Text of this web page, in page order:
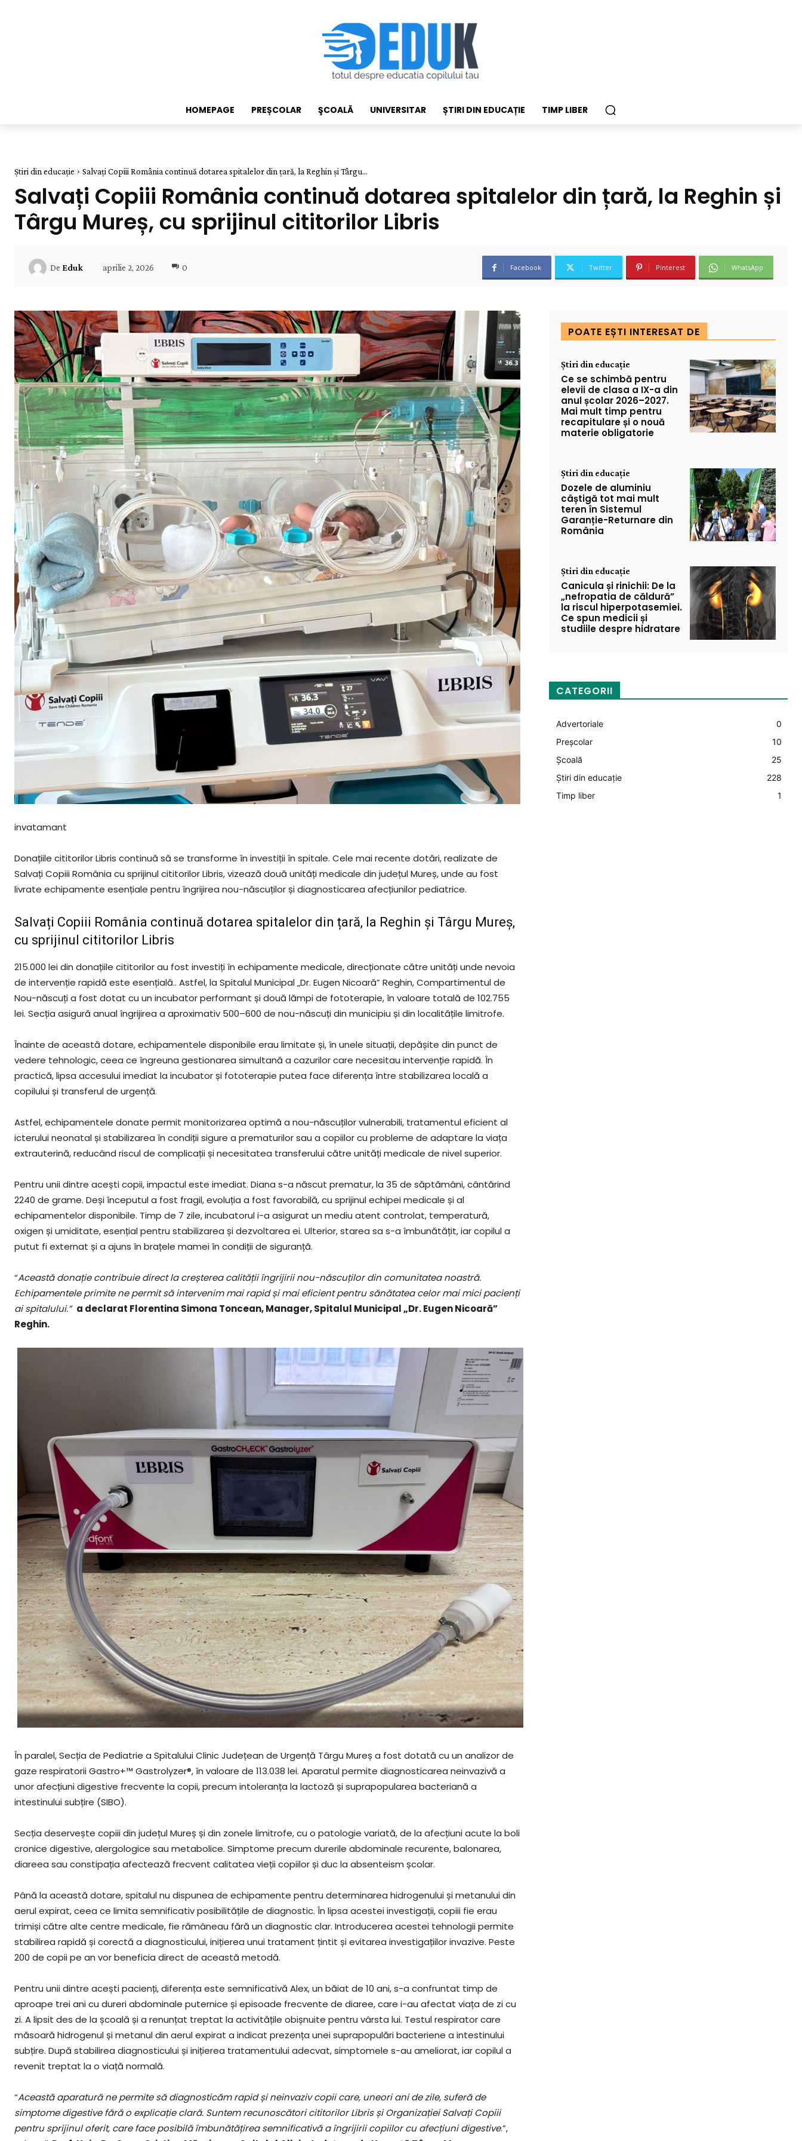
HOMEPAGE PREȘCOLAR ŞCOALĂ UNIVERSITAR ȘTIRI DIN EDUCAȚIE TIMP LIBER
Știri din educație Salvați Copiii România continuă dotarea spitalelor din țară, la Reghin și Târgu...
Salvați Copiii România continuă dotarea spitalelor din țară, la Reghin și
Târgu Mureș, cu sprijinul cititorilor Libris
De Eduk aprilie 2, 2026 0 Facebook Twitter Pinterest WhatsApp
invatamant
Donațiile cititorilor Libris continuă să se transforme în investiții în spitale. Cele mai recente dotări, realizate de
Salvați Copiii România cu sprijinul cititorilor Libris, vizează două unități medicale din județul Mureș, unde au fost
livrate echipamente esențiale pentru îngrijirea nou-născuților și diagnosticarea afecțiunilor pediatrice.
Salvați Copiii România continuă dotarea spitalelor din țară, la Reghin și Târgu Mureș,
cu sprijinul cititorilor Libris
215.000 lei din donațiile cititorilor au fost investiți în echipamente medicale, direcționate către unități unde nevoia
de intervenție rapidă este esențială.. Astfel, la Spitalul Municipal „Dr. Eugen Nicoară” Reghin, Compartimentul de
Nou-născuți a fost dotat cu un incubator performant și două lămpi de fototerapie, în valoare totală de 102.755
lei. Secția asigură anual îngrijirea a aproximativ 500–600 de nou-născuți din municipiu și din localitățile limitrofe.
Înainte de această dotare, echipamentele disponibile erau limitate și, în unele situații, depășite din punct de
vedere tehnologic, ceea ce îngreuna gestionarea simultană a cazurilor care necesitau intervenție rapidă. În
practică, lipsa accesului imediat la incubator și fototerapie putea face diferența între stabilizarea locală a
copilului și transferul de urgență.
Astfel, echipamentele donate permit monitorizarea optimă a nou-născuților vulnerabili, tratamentul eficient al
icterului neonatal și stabilizarea în condiții sigure a prematurilor sau a copiilor cu probleme de adaptare la viața
extrauterină, reducând riscul de complicații și necesitatea transferului către unități medicale de nivel superior.
Pentru unii dintre acești copii, impactul este imediat. Diana s-a născut prematur, la 35 de săptămâni, cântărind
2240 de grame. Deși începutul a fost fragil, evoluția a fost favorabilă, cu sprijinul echipei medicale și al
echipamentelor disponibile. Timp de 7 zile, incubatorul i-a asigurat un mediu atent controlat, temperatură,
oxigen și umiditate, esențial pentru stabilizarea și dezvoltarea ei. Ulterior, starea sa s-a îmbunătățit, iar copilul a
putut fi externat și a ajuns în brațele mamei în condiții de siguranță.
“Această donație contribuie direct la creșterea calității îngrijirii nou-născuților din comunitatea noastră.
Echipamentele primite ne permit să intervenim mai rapid și mai eficient pentru sănătatea celor mai mici pacienți
ai spitalului.” a declarat Florentina Simona Toncean, Manager, Spitalul Municipal „Dr. Eugen Nicoară”
Reghin.
În paralel, Secția de Pediatrie a Spitalului Clinic Județean de Urgență Târgu Mureș a fost dotată cu un analizor de
gaze respiratorii Gastro+™ Gastrolyzer®, în valoare de 113.038 lei. Aparatul permite diagnosticarea neinvazivă a
unor afecțiuni digestive frecvente la copii, precum intoleranța la lactoză și suprapopularea bacteriană a
intestinului subțire (SIBO).
Secția deservește copiii din județul Mureș și din zonele limitrofe, cu o patologie variată, de la afecțiuni acute la boli
cronice digestive, alergologice sau metabolice. Simptome precum durerile abdominale recurente, balonarea,
diareea sau constipația afectează frecvent calitatea vieții copiilor și duc la absenteism școlar.
Până la această dotare, spitalul nu dispunea de echipamente pentru determinarea hidrogenului și metanului din
aerul expirat, ceea ce limita semnificativ posibilitățile de diagnostic. În lipsa acestei investigații, copiii fie erau
trimiși către alte centre medicale, fie rămâneau fără un diagnostic clar. Introducerea acestei tehnologii permite
stabilirea rapidă și corectă a diagnosticului, inițierea unui tratament țintit și evitarea investigațiilor invazive. Peste
200 de copii pe an vor beneficia direct de această metodă.
Pentru unii dintre acești pacienți, diferența este semnificativă Alex, un băiat de 10 ani, s-a confruntat timp de
aproape trei ani cu dureri abdominale puternice și episoade frecvente de diaree, care i-au afectat viața de zi cu
zi. A lipsit des de la școală și a renunțat treptat la activitățile obișnuite pentru vârsta lui. Testul respirator care
măsoară hidrogenul și metanul din aerul expirat a indicat prezența unei suprapopulări bacteriene a intestinului
subțire. După stabilirea diagnosticului și inițierea tratamentului adecvat, simptomele s-au ameliorat, iar copilul a
revenit treptat la o viață normală.
“Această aparatură ne permite să diagnosticăm rapid și neinvaziv copii care, uneori ani de zile, suferă de
simptome digestive fără o explicație clară. Suntem recunoscători cititorilor Libris și Organizației Salvați Copiii
pentru sprijinul oferit, care face posibilă îmbunătățirea semnificativă a îngrijirii copiilor cu afecțiuni digestive.”,
POATE EȘTI INTERESAT DE
Știri din educație
Ce se schimbă pentru
elevii de clasa a IX-a din
anul școlar 2026–2027.
Mai mult timp pentru
recapitulare și o nouă
materie obligatorie
Știri din educație
Dozele de aluminiu
câștigă tot mai mult
teren în Sistemul
Garanție-Returnare din
România
Știri din educație
Canicula și rinichii: De la
„nefropatia de căldură”
la riscul hiperpotasemiei.
Ce spun medicii și
studiile despre hidratare
CATEGORII
Advertoriale
0
Preșcolar
10
Şcoală
25
Știri din educație
228
Timp liber
1